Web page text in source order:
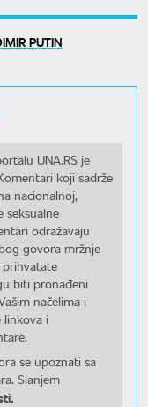
PUTIN
UNA.RS je
koji sadrže
nacionalnoj,
seksualne
odražavaju
govora mržnje
biti pronađeni
načelima i
linkova i
se upoznati sa
Slanjem